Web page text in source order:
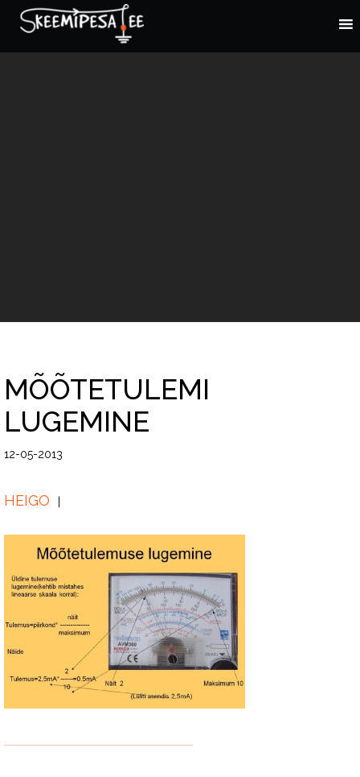
MÕÕTETULEMI
LUGEMINE
12-05-2013
HEIGO